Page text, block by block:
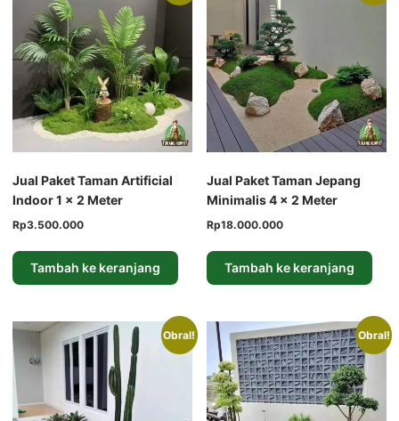
Jual Paket Taman Artificial
Indoor 1 × 2 Meter
Harga
adalah:
Rp5.000.000.
Rp3.500.000Harga
adalah:
Tambah ke keranjang
Jual Paket Taman Jepang
Minimalis 4 × 2 Meter
Harga
adalah:
Rp25.000.000.
Rp18.000.000Harga
adalah:
Tambah ke keranjang
Obral! Obral!